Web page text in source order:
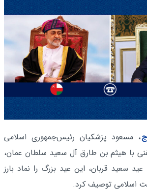
، مسعود پزشکیان رئیس‌جمهوری اسلامی
با هیثم بن طارق آل سعید سلطان عمان،
سعید قربان، این عید بزرگ را نماد بارز
اسلامی توصیف کرد.